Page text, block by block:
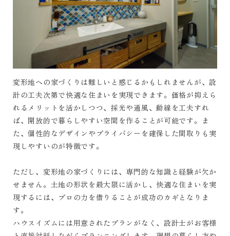
変形地への家づくりは難しいと感じるかもしれませんが、設
計の工夫次第で快適な住まいを実現できます。価格が抑えら
れるメリットを活かしつつ、採光や通風、動線を工夫すれ
ば、開放的で暮らしやすい空間を作ることが可能です。ま
た、個性的なデザインやプライバシーを確保した間取りも実
現しやすいのが特徴です。
ただし、変形地の家づくりには、専門的な知識と経験が欠か
せません。土地の形状を最大限に活かし、快適な住まいを実
現するには、プロの力を借りることが成功のカギとなりま
す。
ハウスイズムには用意されたプランがなく、設計士がお客様